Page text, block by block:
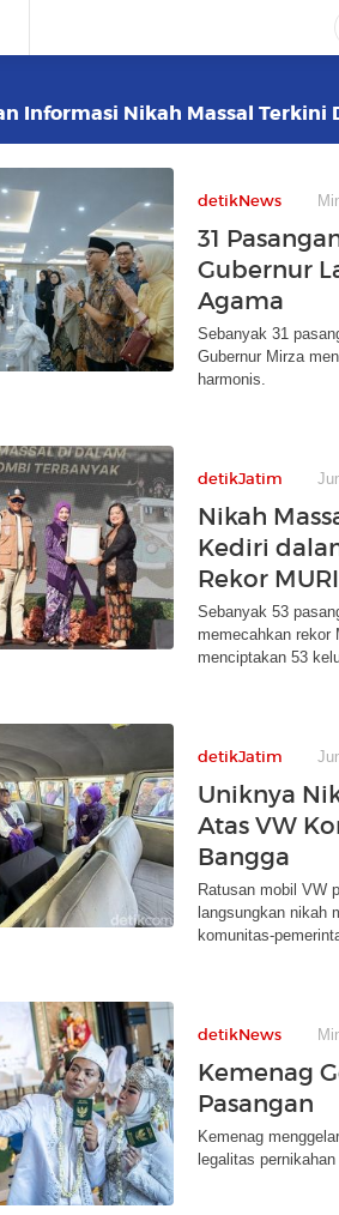
Informasi Nikah Massal Terkini
detikNews
31
Gubernur
Agama
Sebanyak 31
Gubernur Mirza
harmonis.
detikJatim
Nikah
Kediri
Rekor MURI
Sebanyak 53
memecahkan rekor
menciptakan 53
detikJatim
Uniknya
Atas VW
Bangga
Ratusan mobil VW
langsungkan nikah
komunitas-
detikNews
Kemenag
Pasangan
Kemenag
legalitas